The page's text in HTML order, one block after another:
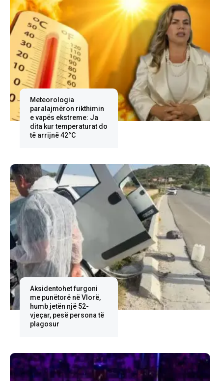
Meteorologia
paralajmëron rikthimin
e vapës ekstreme: Ja
dita kur temperaturat do
të arrijnë 42°C
Aksidentohet furgoni
me punëtorë në Vlorë,
humb jetën një 52-
vjeçar, pesë persona të
plagosur